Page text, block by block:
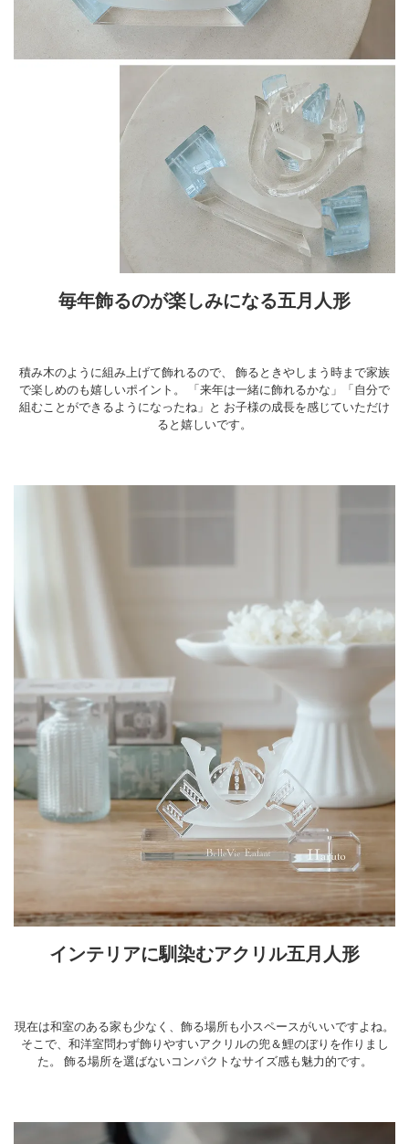
毎年飾るのが楽しみになる五月人形
積み木のように組み上げて飾れるので、
飾るときやしまう時まで家族
で楽しめのも嬉しいポイント。
「来年は一緒に飾れるかな」「自分で
組むことができるようになったね」と お子様の成長を感じていただけ
ると嬉しいです。
インテリアに馴染むアクリル五月人形
現在は和室のある家も少なく、飾る場所も小スペースがいいですよね。
そこで、和洋室問わず飾りやすいアクリルの兜＆鯉のぼりを作りまし
た。
飾る場所を選ばないコンパクトなサイズ感も魅力的です。